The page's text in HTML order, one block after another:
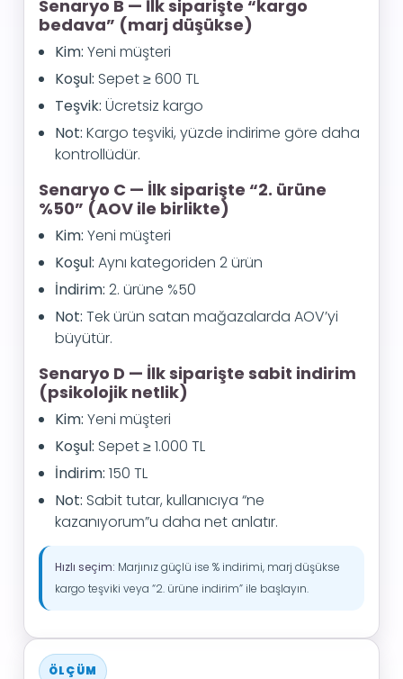
Senaryo B — İlk siparişte “kargo
bedava” (marj düşükse)
Kim: Yeni müşteri
Koşul: Sepet ≥ 600 TL
Teşvik: Ücretsiz kargo
Not: Kargo teşviki, yüzde indirime göre daha
kontrollüdür.
Senaryo C — İlk siparişte “2. ürüne
%50” (AOV ile birlikte)
Kim: Yeni müşteri
Koşul: Aynı kategoriden 2 ürün
İndirim: 2. ürüne %50
Not: Tek ürün satan mağazalarda AOV’yi
büyütür.
Senaryo D — İlk siparişte sabit indirim
(psikolojik netlik)
Kim: Yeni müşteri
Koşul: Sepet ≥ 1.000 TL
İndirim: 150 TL
Not: Sabit tutar, kullanıcıya “ne
kazanıyorum”u daha net anlatır.
Hızlı seçim: Marjınız güçlü ise % indirimi, marj düşükse
kargo teşviki veya “2. ürüne indirim” ile başlayın.
ÖLÇÜM